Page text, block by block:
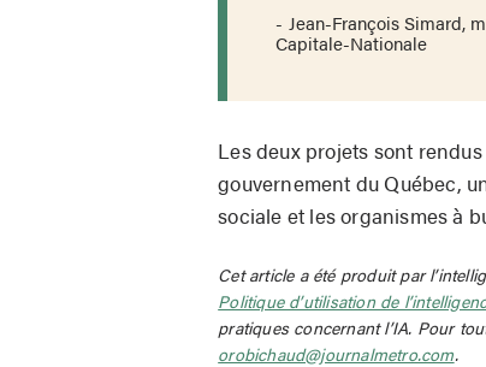
Jean-François Simard,
Capitale-Nationale
Les deux projets sont
gouvernement du Québec,
sociale et les organismes à
Cet article a été produit par
Politique d’utilisation de
pratiques concernant l’IA. Pour
orobichaud@journalmetro.com.